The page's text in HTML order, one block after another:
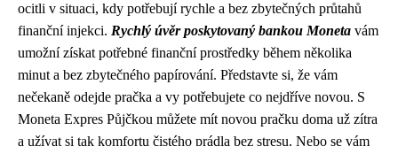
ocitli v situaci, kdy potřebují rychle a bez zbytečných průtahů
finanční injekci. Rychlý úvěr poskytovaný bankou Moneta vám
umožní získat potřebné finanční prostředky během několika
minut a bez zbytečného papírování. Představte si, že vám
nečekaně odejde pračka a vy potřebujete co nejdříve novou. S
Moneta Expres Půjčkou můžete mít novou pračku doma už zítra
a užívat si tak komfortu čistého prádla bez stresu. Nebo se vám